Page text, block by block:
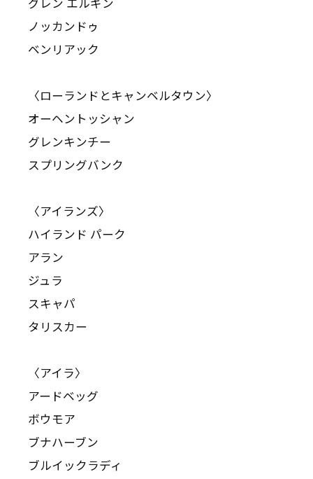
ノッカンドゥ
ベンリアック
〈ローランドとキャンベルタウン〉
オーヘントッシャン
グレンキンチー
スプリングバンク
〈アイランズ〉
ハイランド パーク
アラン
ジュラ
スキャパ
タリスカー
〈アイラ〉
アードベッグ
ボウモア
ブナハーブン
ブルイックラディ